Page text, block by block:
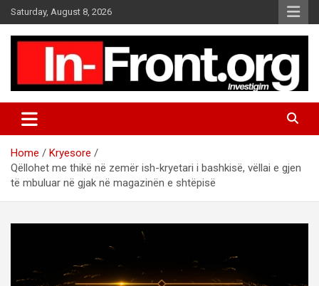
k
Saturday, August 8, 2026
Home
Kryesore
Qëllohet me thikë në zemër ish-kryetari i bashkisë, vëllai e gjen
të mbuluar në gjak në magazinën e shtëpisë